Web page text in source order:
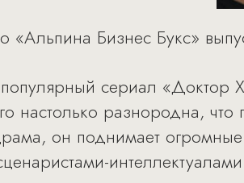
«Альпина Бизнес Букс»
сериал «Доктор
настолько разнородна,
он поднимает